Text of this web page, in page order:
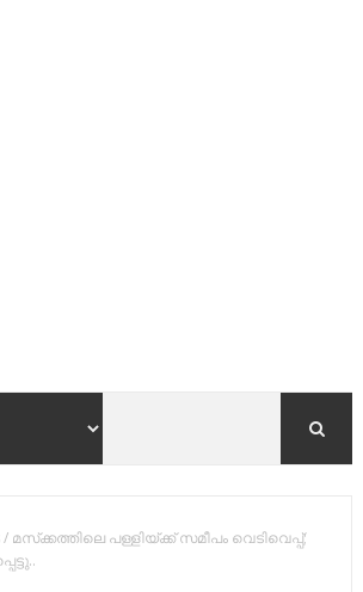
/ മസ്‌ക്കത്തിലെ പള്ളിയ്ക്ക് സമീപം വെടിവെപ്പ്;